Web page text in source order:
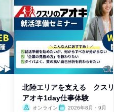
北陸エリアを支える クス
アオキ1day仕事体験
オンライン
2026年8月・9月